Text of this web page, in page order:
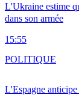
L'Ukraine estime
dans son armée
15:55
L'Espagne
POLITIQUE